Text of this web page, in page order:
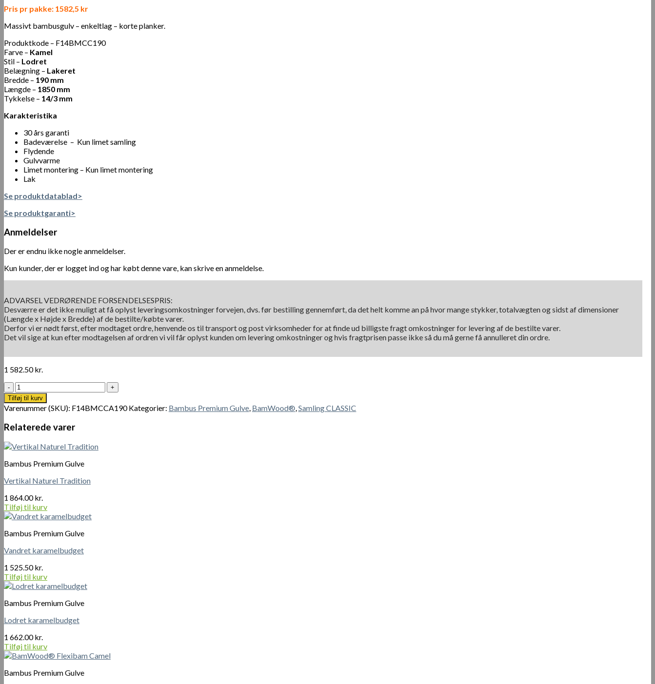
Pris pr pakke: 1582,5 kr
Massivt bambusgulv – enkeltlag – korte planker.
Produktkode – F14BMCC190
Farve – Kamel
Stil – Lodret
Belægning – Lakeret
Bredde – 190 mm
Længde – 1850 mm
Tykkelse – 14/3 mm
Karakteristika
30 års garanti
Badeværelse – Kun limet samling
Flydende
Gulvvarme
Limet montering – Kun limet montering
Lak
Se produktdatablad>
Se produktgaranti>
Anmeldelser
Der er endnu ikke nogle anmeldelser.
Kun kunder, der er logget ind og har købt denne vare, kan skrive en anmeldelse.
ADVARSEL VEDRØRENDE FORSENDELSESPRIS:
Desværre er det ikke muligt at få oplyst leveringsomkostninger forvejen, dvs. før bestilling gennemført, da det helt komme an på hvor mange stykker, totalvægten og sidst af dimensioner
(Længde x Højde x Bredde) af de bestilte/købte varer.
Derfor vi er nødt først, efter modtaget ordre, henvende os til transport og post virksomheder for at finde ud billigste fragt omkostninger for levering af de bestilte varer.
Det vil sige at kun efter modtagelsen af ordren vi vil får oplyst kunden om levering omkostninger og hvis fragtprisen passe ikke så du må gerne få annulleret din ordre.
1 582.50kr.
BamWood®
Camel
Multiplikér
antal
Tilføj til kurv
Varenummer (SKU): F14BMCCA190 Kategorier: Bambus Premium Gulve, BamWood®,Samling CLASSIC
Relaterede varer
Bambus Premium Gulve
Vertikal Naturel Tradition
1 864.00kr.
Tilføj til kurv
Bambus Premium Gulve
Vandret karamelbudget
1 525.50kr.
Tilføj til kurv
Bambus Premium Gulve
Lodret karamelbudget
1 662.00kr.
Tilføj til kurv
Bambus Premium Gulve